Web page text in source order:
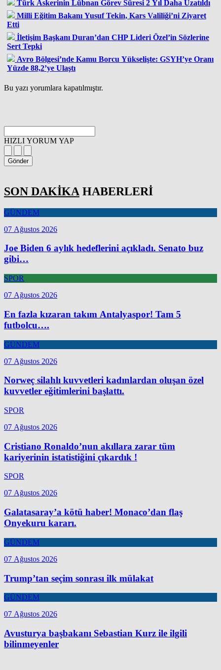
Türk Askerinin Lübnan Görev Süresi 2 Yıl Daha Uzatıldı
Milli Eğitim Bakanı Yusuf Tekin, Kars Valiliği’ni Ziyaret
Etti
İletişim Başkanı Duran’dan CHP Lideri Özel’in Sözlerine
Sert Tepki
Avro Bölgesi’nde Kamu Borcu Yükselişte: GSYH’ye Oranı
Yüzde 88,2’ye Ulaştı
Bu yazı yorumlara kapatılmıştır.
HIZLI YORUM YAP
Gönder
SON DAKİKA HABERLERİ
GÜNDEM
07 Ağustos 2026
Joe Biden 6 aylık hedeflerini açıkladı. Senato buz
gibi…
SPOR
07 Ağustos 2026
En fazla kızaran takım Antalyaspor! Tam 5
futbolcu….
GÜNDEM
07 Ağustos 2026
Norweç silahlı kuvvetleri kadınlardan oluşan özel
kuvvetler eğitimlerini başlattı.
SPOR
07 Ağustos 2026
Cristiano Ronaldo’nun akıllara zarar tüm
kariyerinin istatistiğini çıkardık !
SPOR
07 Ağustos 2026
Galatasaray’a kötü haber! Monaco’dan flaş
Onyekuru kararı.
GÜNDEM
07 Ağustos 2026
Trump’tan seçim sonrası ilk mülakat
GÜNDEM
07 Ağustos 2026
Avusturya başbakanı Sebastian Kurz ile ilgili
bilinmeyenler